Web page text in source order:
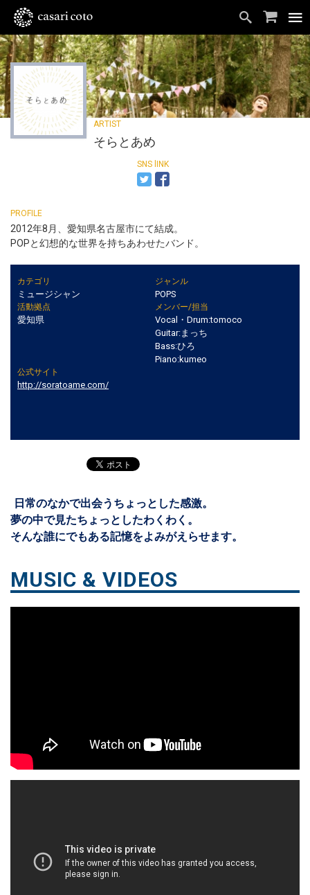
そらとあめ
2012年8月、愛知県名古屋市にて結成。
POPと幻想的な世界を持ちあわせたバンド。
カテゴリ
ミュージシャン
ジャンル
POPS
活動拠点
愛知県
メンバー/担当
Vocal・Drum:tomoco
Guitar:まっち
Bass:ひろ
Piano:kumeo
公式サイト
http://soratoame.com/
日常のなかで出会うちょっとした感激。
夢の中で見たちょっとしたわくわく。
そんな誰にでもある記憶をよみがえらせます。
MUSIC & VIDEOS